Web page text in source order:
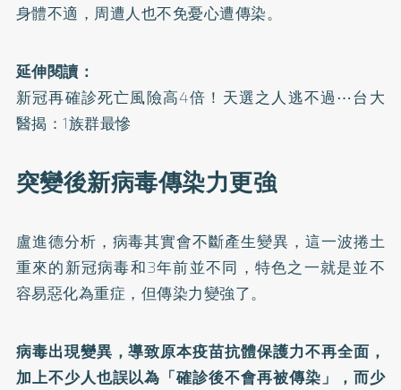
身體不適，周遭人也不免憂心遭傳染。
延伸閱讀：
新冠再確診死亡風險高4倍！天選之人逃不過⋯台大
醫揭：1族群最慘
突變後新病毒傳染力更強
盧進德分析，病毒其實會不斷產生變異，這一波捲土
重來的新冠病毒和3年前並不同，特色之一就是並不
容易惡化為重症，但傳染力變強了。
病毒出現變異，導致原本疫苗抗體保護力不再全面，
加上不少人也誤以為「確診後不會再被傳染」，而少